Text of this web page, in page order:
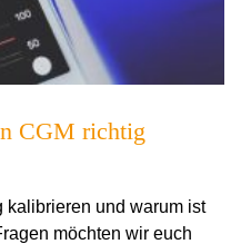
CGM richtig
kalibrieren und warum ist
möchten wir euch